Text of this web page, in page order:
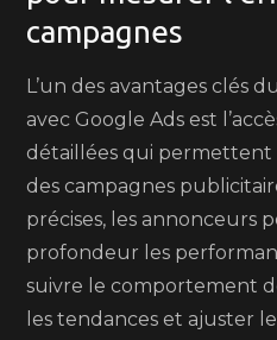
campagnes
L’un des avantages clés
avec Google Ads est
détaillées qui permettent
des campagnes
précises, les annonceurs
profondeur les
suivre le comportement
les tendances et ajuster